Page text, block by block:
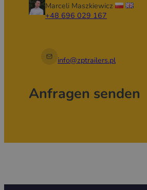
Marceli Maszkiewicz
+48 696 029 167
info@zptrailers.pl
Anfragen senden